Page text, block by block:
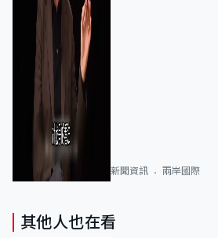
新聞資訊 兩岸國際
其他人也在看